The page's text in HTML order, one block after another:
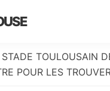
TOULOUSAIN
POUR LES